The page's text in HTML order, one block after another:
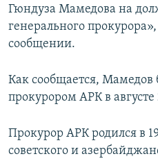
Гюндуза Мамедова на
генерального прокурора»,
сообщении.
Как сообщается, Мамедов
прокурором АРК в августе
Прокурор АРК родился в
советского и